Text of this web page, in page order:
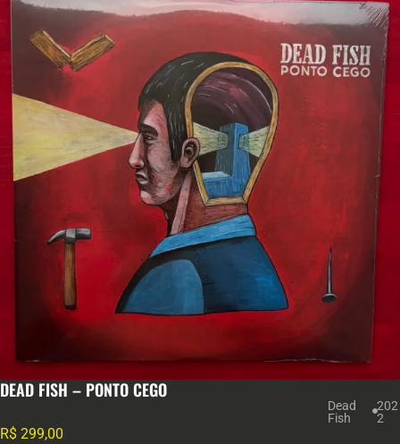
DEAD FISH – PONTO CEGO
Dead
Fish
202
2
R$ 299,00